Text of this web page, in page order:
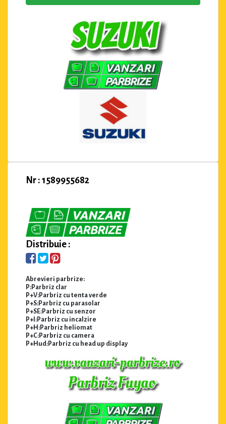
Nr : 1589955682
Distribuie :
Abrevieri parbrize:
P:Parbriz clar
P+V:Parbriz cu tenta verde
P+S:Parbriz cu parasolar
P+SE:Parbriz cu senzor
P+I:Parbriz cu incalzire
P+H:Parbriz heliomat
P+C:Parbriz cu camera
P+Hud:Parbriz cu head up display